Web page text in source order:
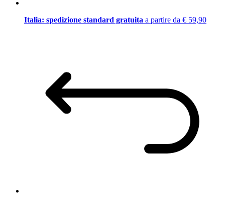
Italia: spedizione standard gratuita a partire da € 59,90